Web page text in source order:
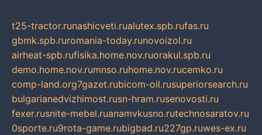
t25-tractor.runashicveti.rualutex.spb.rufas.ru
gbmk.spb.ruromania-today.runovoizol.ru
airheat-spb.rufisika.home.nov.ruorakul.spb.ru
demo.home.nov.rumnso.ruhome.nov.rucemko.ru
comp-land.org7gazet.rubicom-oil.rusuperiorsearch.ru
bulgarianedvizhimost.rusn-hram.rusenovosti.ru
fexer.rusnite-mebel.ruanamvkusno.rutechnosaratov.ru
0sporte.ru9rota-game.rubigbad.ru227gp.ruwes-ex.ru